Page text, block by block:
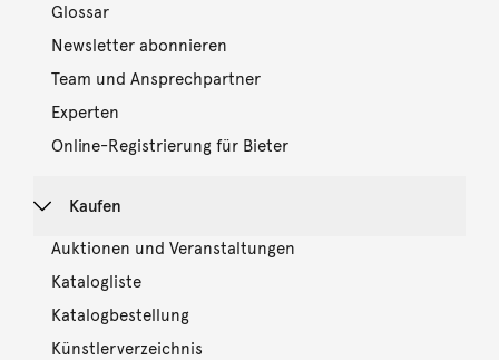
Glossar
Newsletter abonnieren
Team und Ansprechpartner
Experten
Online-Registrierung für Bieter
Kaufen
Auktionen und Veranstaltungen
Katalogliste
Katalogbestellung
Künstlerverzeichnis